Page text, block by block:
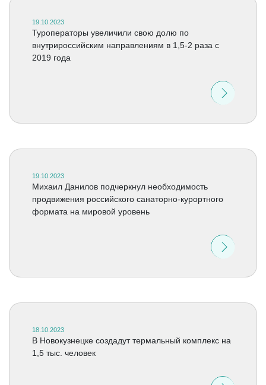
19.10.2023
Туроператоры увеличили свою долю по
внутрироссийским направлениям в 1,5-2 раза с
2019 года
19.10.2023
Михаил Данилов подчеркнул необходимость
продвижения российского санаторно-курортного
формата на мировой уровень
18.10.2023
В Новокузнецке создадут термальный комплекс на
1,5 тыс. человек